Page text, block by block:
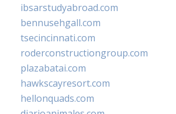
ibsarstudyabroad.com
bennusehgall.com
tsecincinnati.com
roderconstructiongroup.com
plazabatai.com
hawkscayresort.com
hellonquads.com